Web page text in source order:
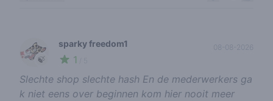
🍃
sparky freedom1
1
Slechte shop slechte hash En de mederwerkers ga
k niet eens over beginnen kom hier nooit meer